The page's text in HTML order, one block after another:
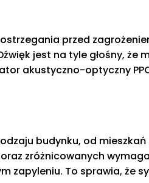
przed
jest na tyle głośny, że
akustyczno-optyczny
budynku, od mieszkań
zróżnicowanych
zapyleniu. To sprawia, że